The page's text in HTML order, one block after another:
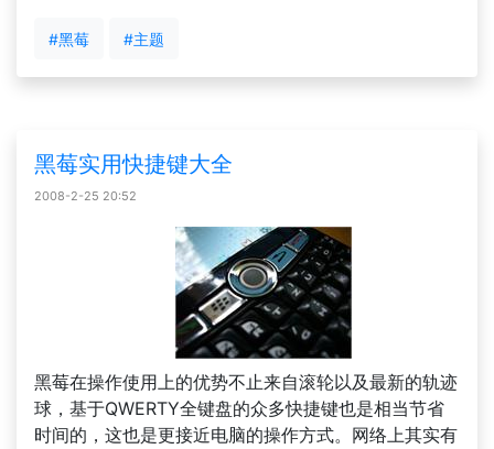
#黑莓 #主题
黑莓实用快捷键大全
2008-2-25 20:52
黑莓在操作使用上的优势不止来自滚轮以及最新的轨迹
球，基于QWERTY全键盘的众多快捷键也是相当节省
时间的，这也是更接近电脑的操作方式。网络上其实有